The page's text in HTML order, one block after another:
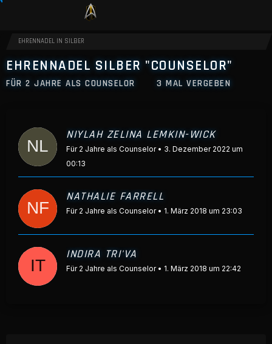
EHRENNADEL IN SILBER
EHRENNADEL SILBER "COUNSELOR"
FÜR 2 JAHRE ALS COUNSELOR 3 MAL VERGEBEN
NIYLAH ZELINA LEMKIN-WICK
Für 2 Jahre als Counselor
3. Dezember 2022 um
00:13
NATHALIE FARRELL
Für 2 Jahre als Counselor 1. März 2018 um 23:03
INDIRA TRI'VA
Für 2 Jahre als Counselor 1. März 2018 um 22:42